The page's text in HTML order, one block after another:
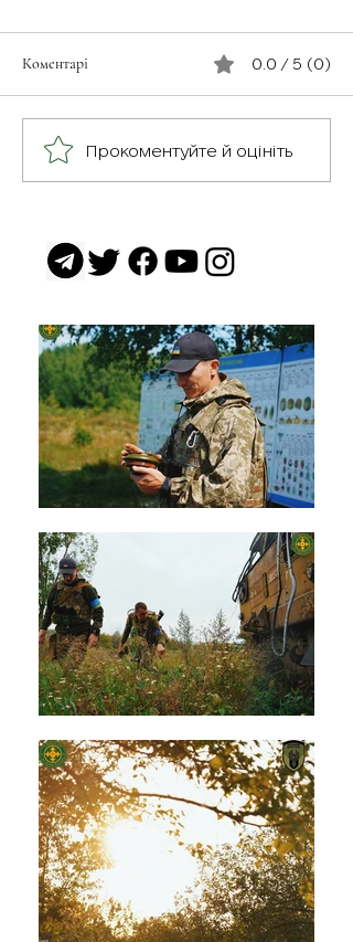
Військовослужбовець з
псевдо «Чех» з батальйону
Коментарі 0.0 / 5 (0)
Прокоментуйте й оцініть